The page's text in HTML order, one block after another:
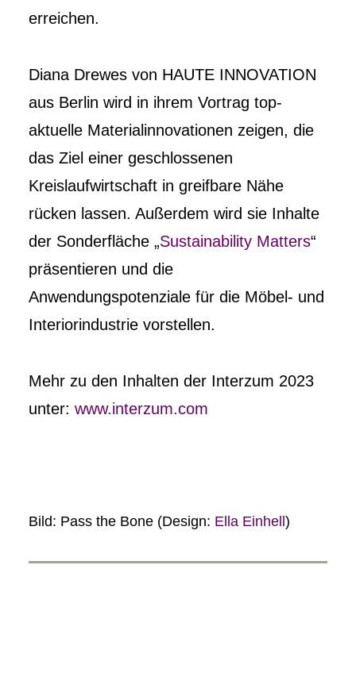
erreichen.
Diana Drewes von HAUTE INNOVATION
aus Berlin wird in ihrem Vortrag top-
aktuelle Materialinnovationen zeigen, die
das Ziel einer geschlossenen
Kreislaufwirtschaft in greifbare Nähe
rücken lassen. Außerdem wird sie Inhalte
der Sonderfläche „Sustainability Matters“
präsentieren und die
Anwendungspotenziale für die Möbel- und
Interiorindustrie vorstellen.
Mehr zu den Inhalten der Interzum 2023
unter: www.interzum.com
Bild: Pass the Bone (Design: Ella Einhell )